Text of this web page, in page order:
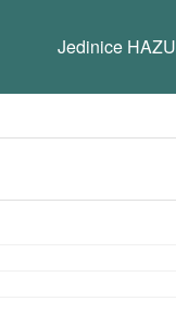
Jedinice HAZU